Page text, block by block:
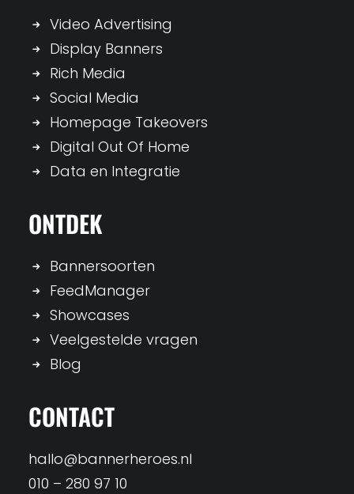
Video Advertising
Display Banners
Rich Media
Social Media
Homepage Takeovers
Digital Out Of Home
Data en Integratie
ONTDEK
Bannersoorten
FeedManager
Showcases
Veelgestelde vragen
Blog
CONTACT
hallo@bannerheroes.nl
010 – 280 97 10